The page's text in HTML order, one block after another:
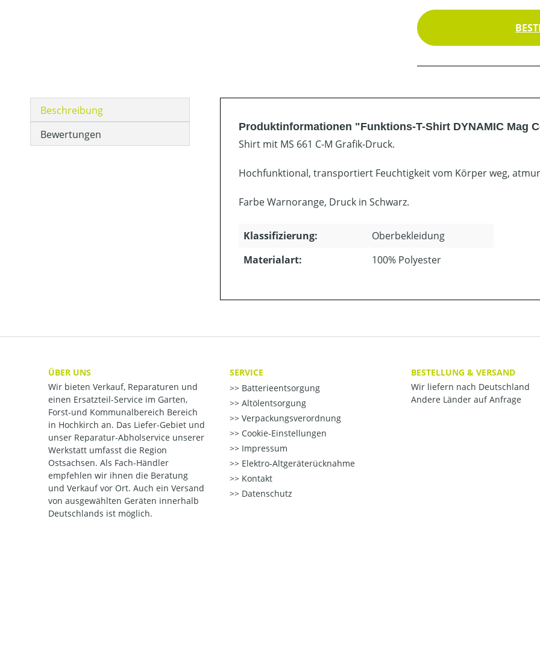
Beschreibung
Bewertungen
Produktinformationen "Funktions-T-Shirt DYNAMIC Mag
Shirt mit MS 661 C-M Grafik-Druck.
Hochfunktional, transportiert Feuchtigkeit vom Körper weg,
Farbe Warnorange, Druck in Schwarz.
Klassifizierung:
Oberbekleidung
Materialart:
100% Polyester
ÜBER UNS
Wir bieten Verkauf, Reparaturen und
einen Ersatzteil-Service im Garten,
Forst-und Kommunalbereich Bereich
in Hochkirch an. Das Liefer-Gebiet und
unser Reparatur-Abholservice unserer
Werkstatt umfasst die Region
Ostsachsen. Als Fach-Händler
empfehlen wir ihnen die Beratung
und Verkauf vor Ort. Auch ein Versand
von ausgewählten Geräten innerhalb
Deutschlands ist möglich.
SERVICE
Batterieentsorgung
Altölentsorgung
Verpackungsverordnung
Cookie-Einstellungen
Impressum
Elektro-Altgeräterücknahme
Kontakt
Datenschutz
BESTELLUNG & VERSAND
Wir liefern nach Deutschland
Andere Länder auf Anfrage